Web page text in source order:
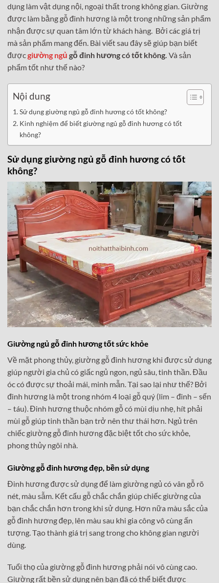
dụng làm vật dụng nội, ngoại thất trong không gian. Giường
được làm bằng gỗ đinh hương là một trong những sản phẩm
nhận được sự quan tâm lớn từ khách hàng. Bởi các giá trị
mà sản phẩm mang đến. Bài viết sau đây sẽ giúp bạn biết
đượcgiường ngủ gỗ đinh hương có tốt không. Và sản
phẩm tốt như thế nào?
Nội dung
Sử dụng giường ngủ gỗ đinh hương có tốt không?
Kinh nghiệm để biết giường ngủ gỗ đinh hương có tốt
không?
Sử dụng giường ngủ gỗ đinh hương có tốt
không?
Giường ngủ gỗ đinh hương tốt sức khỏe
Về mặt phong thủy, giường gỗ đinh hương khi được sử dụng
giúp người gia chủ có giấc ngủ ngon, ngủ sâu, tinh thần. Đầu
óc có được sự thoải mái, minh mẫn. Tại sao lại như thế? Bởi
đinh hương là một trong nhóm 4 loại gỗ quý (lim – đinh – sến
– táu). Đinh hương thuộc nhóm gỗ có mùi dịu nhẹ, hít phải
mùi gỗ giúp tinh thần bạn trở nên thư thái hơn. Ngủ trên
chiếc giường gỗ đinh hương đặc biệt tốt cho sức khỏe,
phong thủy ngôi nhà.
Giường gỗ đinh hương đẹp, bền sử dụng
Đinh hương được sử dụng để làm giường ngủ có vân gỗ rõ
nét, màu sẫm. Kết cấu gỗ chắc chắn giúp chiếc giường của
bạn chắc chắn hơn trong khi sử dụng. Hơn nữa màu sắc của
gỗ đinh hương đẹp, lên màu sau khi gia công vô cùng ấn
tượng. Tạo thành giá trị sang trong cho không gian người
dùng.
Tuổi thọ của giường gỗ đinh hương phải nói vô cùng cao.
Giường rất bền sử dụng nên bạn đã có thể biết được